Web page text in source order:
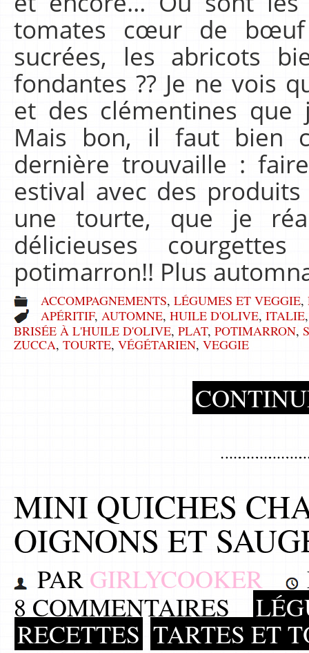
tomates cœur de bœuf
sucrées, les abricots
fondantes ?? Je ne vois
et des clémentines
Mais bon, il faut bien
dernière trouvaille :
estival avec des produits
une tourte, que je
délicieuses
potimarron!! Plus
ACCOMPAGNEMENTS, LÉGUMES ET VEGGIE,
APÉRITIF, AUTOMNE, HUILE D'OLIVE, ITALIE
BRISÉE À L'HUILE D'OLIVE, PLAT, POTIMARRON,
ZUCCA, TOURTE, VÉGÉTARIEN, VEGGIE
MINI QUICHES
OIGNONS ET
PAR GIRLYCOOKER
8 COMMENTAIRES
RECETTES TARTES ET